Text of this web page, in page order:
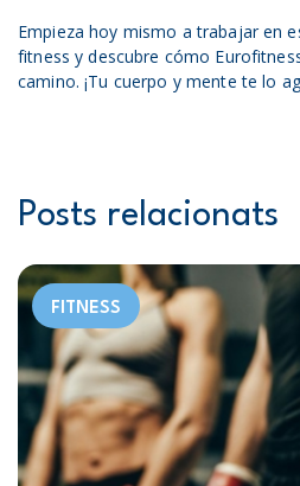
Empieza hoy mismo a trabajar en
fitness y descubre cómo
camino. ¡Tu cuerpo y mente te lo
Posts relacionats
FITNESS